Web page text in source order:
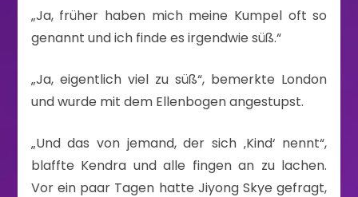
„Ja, früher haben mich meine Kumpel oft so
genannt und ich finde es irgendwie süß.“
„Ja, eigentlich viel zu süß“, bemerkte London
und wurde mit dem Ellenbogen angestupst.
„Und das von jemand, der sich ‚Kind‘ nennt“,
blaffte Kendra und alle fingen an zu lachen.
Vor ein paar Tagen hatte Jiyong Skye gefragt,